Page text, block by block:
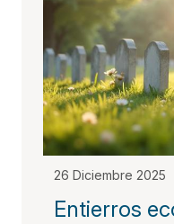
26 Diciembre 2025
Entierros